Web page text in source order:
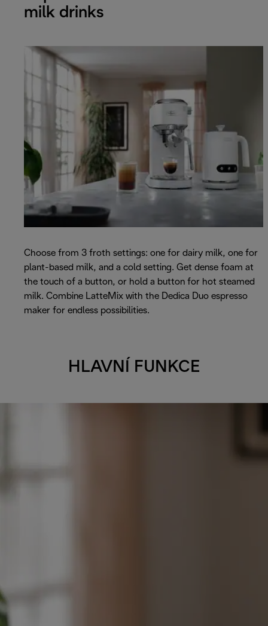
milk drinks
Choose from 3 froth settings: one for dairy milk, one for
plant-based milk, and a cold setting. Get dense foam at
the touch of a button, or hold a button for hot steamed
milk. Combine LatteMix with the Dedica Duo espresso
maker for endless possibilities.
HLAVNÍ FUNKCE